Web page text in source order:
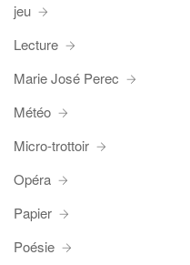
jeu
Lecture
Marie José Perec
Météo
Micro-trottoir
Opéra
Papier
Poésie